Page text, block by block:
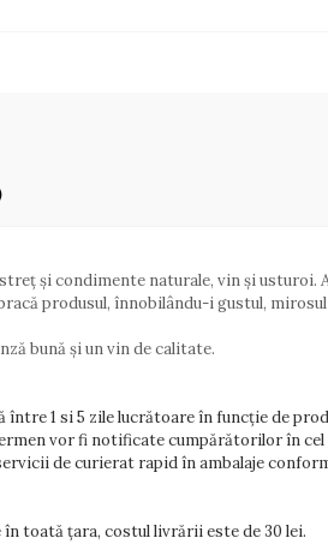
și condimente naturale, vin și
produsul, înnobilându-i gustul, mirosul
bună și un vin de calitate.
între 1 si 5 zile lucrătoare în funcție de
vor fi notificate cumpărătorilor în
de curierat rapid în ambalaje
toată țara, costul livrării este de 30 lei.